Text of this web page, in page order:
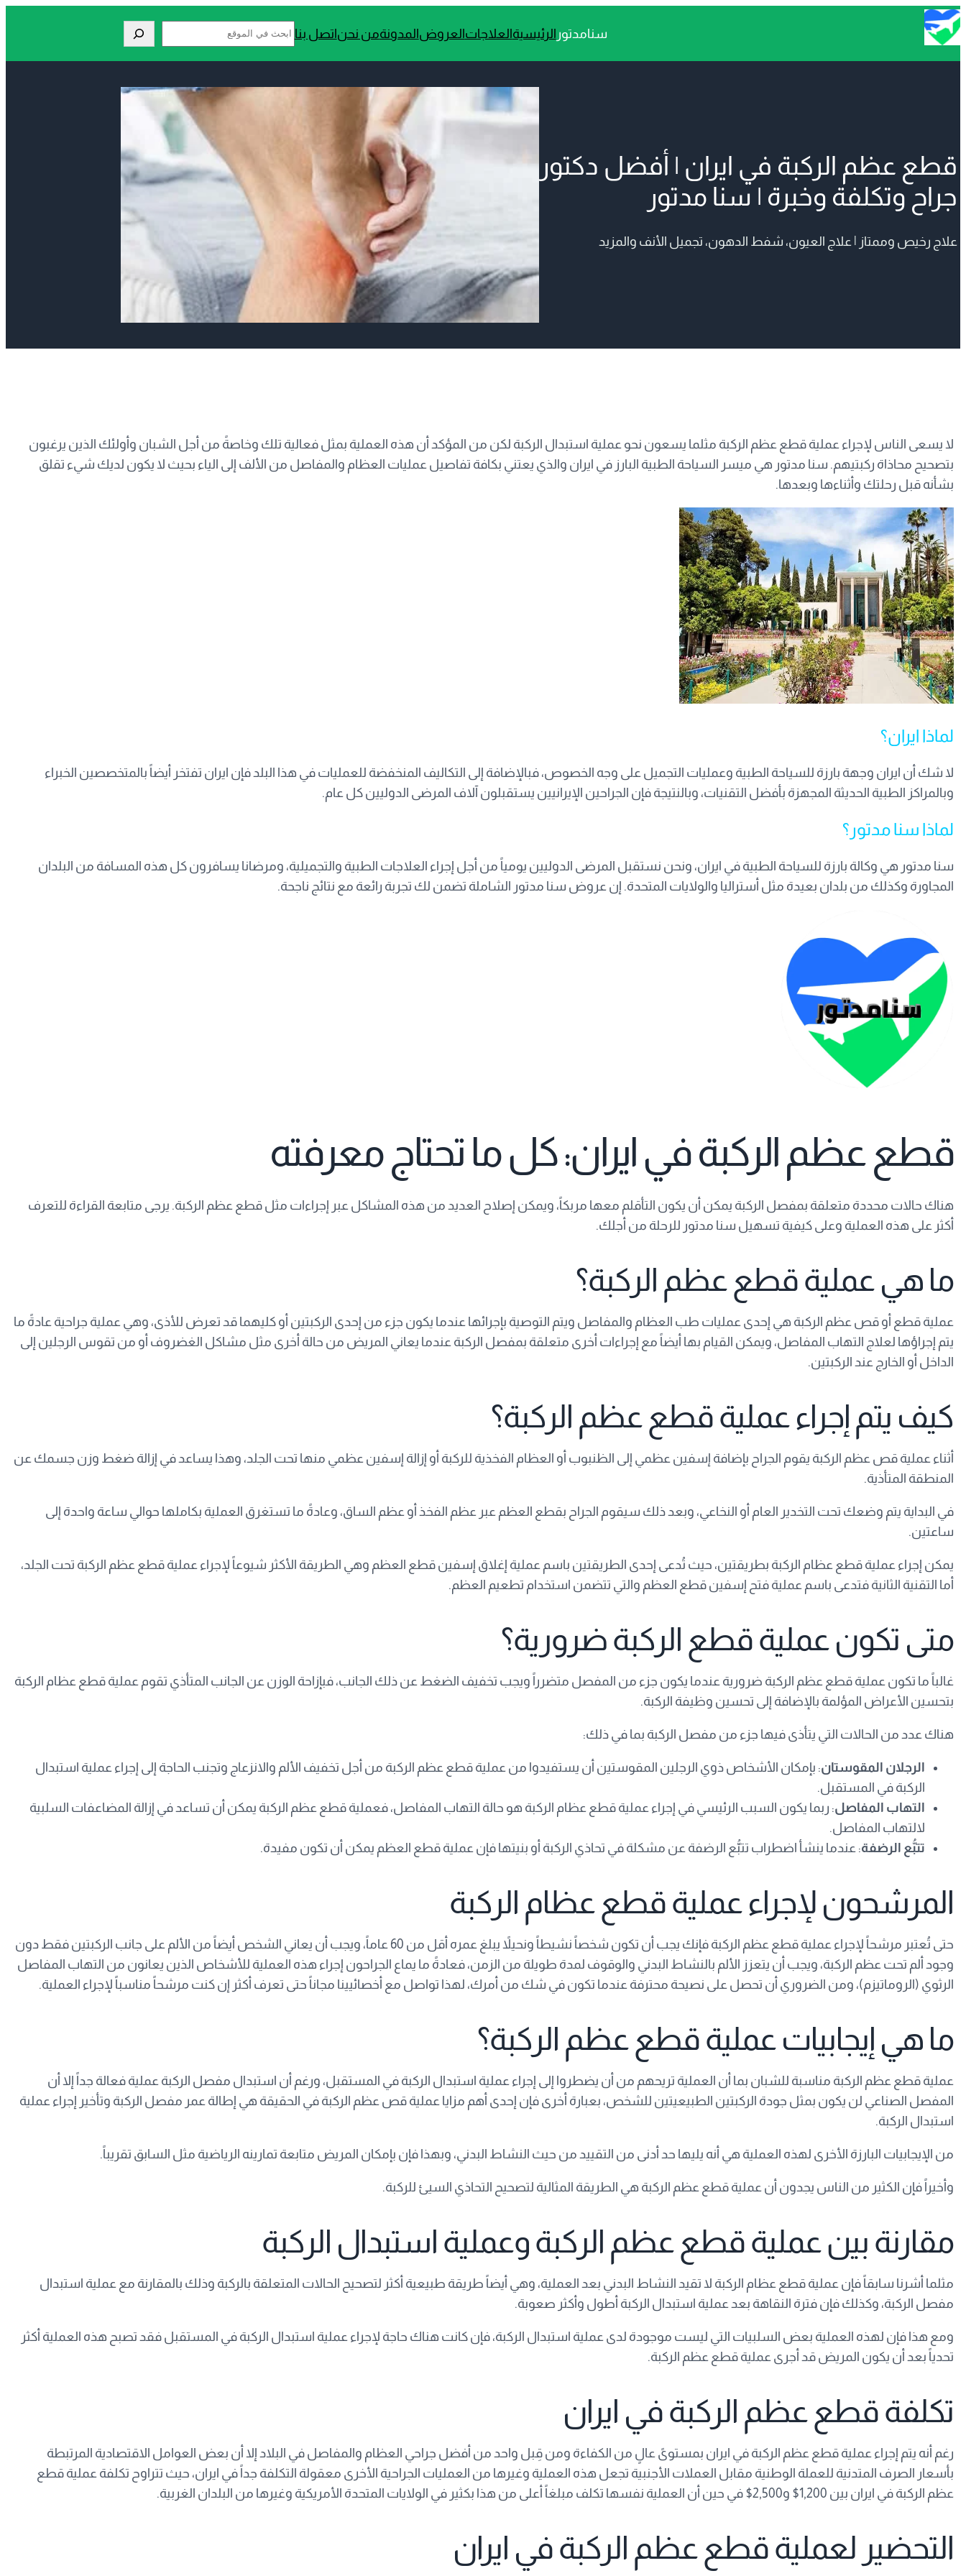
تخطى
إلى
سنامدتور الرئيسيةالعلاجاتالعروضالمدونةمن نحناتصل بنا Search
قطع عظم الركبة في ايران | أفضل دكتور
جراح وتكلفة وخبرة | سنا مدتور
علاج رخيص وممتاز | علاج العيون، شفط الدهون، تجميل الأنف والمزيد
لا يسعى الناس لإجراء عملية قطع عظم الركبة مثلما يسعون نحو عملية استبدال الركبة لكن من المؤكد أن هذه العملية بمثل فعالية تلك وخاصةً من أجل الشبان وأولئك الذين يرغبون
بتصحيح محاذاة ركبتيهم. سنا مدتور هي ميسر السياحة الطبية البارز في ايران والذي يعتني بكافة تفاصيل عمليات العظام والمفاصل من الألف إلى الياء بحيث لا يكون لديك شيء تقلق
بشأنه قبل رحلتك وأثناءها وبعدها.
لماذا ايران؟
لا شك أن ايران وجهة بارزة للسياحة الطبية وعمليات التجميل على وجه الخصوص، فبالإضافة إلى التكاليف المنخفضة للعمليات في هذا البلد فإن ايران تفتخر أيضاً بالمتخصصين الخبراء
وبالمراكز الطبية الحديثة المجهزة بأفضل التقنيات، وبالنتيجة فإن الجراحين الإيرانيين يستقبلون آلاف المرضى الدوليين كل عام.
لماذا سنا مدتور؟
سنا مدتور هي وكالة بارزة للسياحة الطبية في ايران، ونحن نستقبل المرضى الدوليين يومياً من أجل إجراء العلاجات الطبية والتجميلية، ومرضانا يسافرون كل هذه المسافة من البلدان
المجاورة وكذلك من بلدان بعيدة مثل أستراليا والولايات المتحدة. إن عروض سنا مدتور الشاملة تضمن لك تجربة رائعة مع نتائج ناجحة.
قطع عظم الركبة في ايران: كل ما تحتاج معرفته
هناك حالات محددة متعلقة بمفصل الركبة يمكن أن يكون التأقلم معها مربكاً، ويمكن إصلاح العديد من هذه المشاكل عبر إجراءات مثل قطع عظم الركبة. يرجى متابعة القراءة للتعرف
أكثر على هذه العملية وعلى كيفية تسهيل سنا مدتور للرحلة من أجلك.
ما هي عملية قطع عظم الركبة؟
عملية قطع أو قص عظم الركبة هي إحدى عمليات طب العظام والمفاصل ويتم التوصية بإجرائها عندما يكون جزء من إحدى الركبتين أو كليهما قد تعرض للأذى، وهي عملية جراحية عادةً ما
يتم إجراؤها لعلاج التهاب المفاصل، ويمكن القيام بها أيضاً مع إجراءات أخرى متعلقة بمفصل الركبة عندما يعاني المريض من حالة أخرى مثل مشاكل الغضروف أو من تقوس الرجلين إلى
الداخل أو الخارج عند الركبتين.
كيف يتم إجراء عملية قطع عظم الركبة؟
أثناء عملية قص عظم الركبة يقوم الجراح بإضافة إسفين عظمي إلى الظنبوب أو العظام الفخذية للركبة أو إزالة إسفين عظمي منها تحت الجلد، وهذا يساعد في إزالة ضغط وزن جسمك عن
المنطقة المتأذية.
في البداية يتم وضعك تحت التخدير العام أو النخاعي، وبعد ذلك سيقوم الجراح بقطع العظم عبر عظم الفخذ أو عظم الساق، وعادةً ما تستغرق العملية بكاملها حوالي ساعة واحدة إلى
ساعتين.
يمكن إجراء عملية قطع عظام الركبة بطريقتين، حيث تُدعى إحدى الطريقتين باسم عملية إغلاق إسفين قطع العظم وهي الطريقة الأكثر شيوعاً لإجراء عملية قطع عظم الركبة تحت الجلد،
أما التقنية الثانية فتدعى باسم عملية فتح إسفين قطع العظم والتي تتضمن استخدام تطعيم العظم.
متى تكون عملية قطع الركبة ضرورية؟
غالباً ما تكون عملية قطع عظم الركبة ضرورية عندما يكون جزء من المفصل متضرراً ويجب تخفيف الضغط عن ذلك الجانب، فبإزاحة الوزن عن الجانب المتأذي تقوم عملية قطع عظام الركبة
بتحسين الأعراض المؤلمة بالإضافة إلى تحسين وظيفة الركبة.
هناك عدد من الحالات التي يتأذى فيها جزء من مفصل الركبة بما في ذلك:
الرجلان المقوستان: بإمكان الأشخاص ذوي الرجلين المقوستين أن يستفيدوا من عملية قطع عظم الركبة من أجل تخفيف الألم والانزعاج وتجنب الحاجة إلى إجراء عملية استبدال
الركبة في المستقبل.
التهاب المفاصل: ربما يكون السبب الرئيسي في إجراء عملية قطع عظام الركبة هو حالة التهاب المفاصل، فعملية قطع عظم الركبة يمكن أن تساعد في إزالة المضاعفات السلبية
لالتهاب المفاصل.
تتبُّع الرضفة: عندما ينشأ اضطراب تتبُّع الرضفة عن مشكلة في تحاذي الركبة أو بنيتها فإن عملية قطع العظم يمكن أن تكون مفيدة.
المرشحون لإجراء عملية قطع عظام الركبة
حتى تُعتبر مرشحاً لإجراء عملية قطع عظم الركبة فإنك يجب أن تكون شخصاً نشيطاً ونحيلاً يبلغ عمره أقل من 60 عاماً، ويجب أن يعاني الشخص أيضاً من الألم على جانب الركبتين فقط دون
وجود ألم تحت عظم الركبة، ويجب أن يتعزز الألم بالنشاط البدني والوقوف لمدة طويلة من الزمن، فعادةً ما يماع الجراحون إجراء هذه العملية للأشخاص الذين يعانون من التهاب المفاصل
الرثوي (الروماتيزم)، ومن الضروري أن تحصل على نصيحة محترفة عندما تكون في شك من أمرك، لهذا تواصل مع أخصائيينا مجاناً حتى تعرف أكثر إن كنت مرشحاً مناسباً لإجراء العملية.
ما هي إيجابيات عملية قطع عظم الركبة؟
عملية قطع عظم الركبة مناسبة للشبان بما أن العملية تريحهم من أن يضطروا إلى إجراء عملية استبدال الركبة في المستقبل، ورغم أن استبدال مفصل الركبة عملية فعالة جداً إلا أن
المفصل الصناعي لن يكون بمثل جودة الركبتين الطبيعيتين للشخص، بعبارة أخرى فإن إحدى أهم مزايا عملية قص عظم الركبة في الحقيقة هي إطالة عمر مفصل الركبة وتأخير إجراء عملية
استبدال الركبة.
من الإيجابيات البارزة الأخرى لهذه العملية هي أنه يليها حد أدنى من التقييد من حيث النشاط البدني، وبهذا فإن بإمكان المريض متابعة تمارينه الرياضية مثل السابق تقريباً.
وأخيراً فإن الكثير من الناس يجدون أن عملية قطع عظم الركبة هي الطريقة المثالية لتصحيح التحاذي السيئ للركبة.
مقارنة بين عملية قطع عظم الركبة وعملية استبدال الركبة
مثلما أشرنا سابقاً فإن عملية قطع عظام الركبة لا تقيد النشاط البدني بعد العملية، وهي أيضاً طريقة طبيعية أكثر لتصحيح الحالات المتعلقة بالركبة وذلك بالمقارنة مع عملية استبدال
مفصل الركبة، وكذلك فإن فترة النقاهة بعد عملية استبدال الركبة أطول وأكثر صعوبة.
ومع هذا فإن لهذه العملية بعض السلبيات التي ليست موجودة لدى عملية استبدال الركبة، فإن كانت هناك حاجة لإجراء عملية استبدال الركبة في المستقبل فقد تصبح هذه العملية أكثر
تحدياً بعد أن يكون المريض قد أجرى عملية قطع عظم الركبة.
تكلفة قطع عظم الركبة في ايران
رغم أنه يتم إجراء عملية قطع عظم الركبة في ايران بمستوىً عالٍ من الكفاءة ومن قِبل واحد من أفضل جراحي العظام والمفاصل في البلاد إلا أن بعض العوامل الاقتصادية المرتبطة
بأسعار الصرف المتدنية للعملة الوطنية مقابل العملات الأجنبية تجعل هذه العملية وغيرها من العمليات الجراحية الأخرى معقولة التكلفة جداً في ايران، حيث تتراوح تكلفة عملية قطع
عظم الركبة في ايران بين 1,200$ و2,500$ في حين أن العملية نفسها تكلف مبلغاً أعلى من هذا بكثير في الولايات المتحدة الأمريكية وغيرها من البلدان الغربية.
التحضير لعملية قطع عظم الركبة في ايران